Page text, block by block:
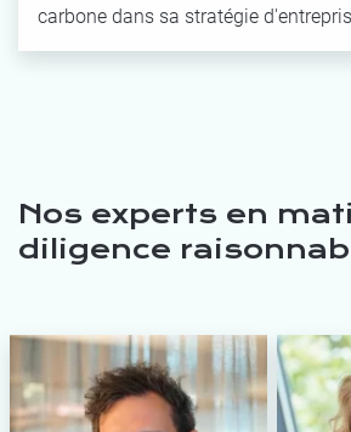
carbone dans sa stratégie
Nos experts en
diligence